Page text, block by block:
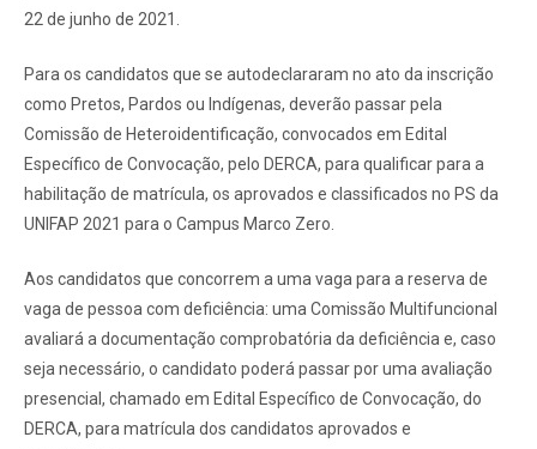
22 de junho de 2021.
Para os candidatos que se autodeclararam no ato da inscrição
como Pretos, Pardos ou Indígenas, deverão passar pela
Comissão de Heteroidentificação, convocados em Edital
Específico de Convocação, pelo DERCA, para qualificar para a
habilitação de matrícula, os aprovados e classificados no PS da
UNIFAP 2021 para o Campus Marco Zero.
Aos candidatos que concorrem a uma vaga para a reserva de
vaga de pessoa com deficiência: uma Comissão Multifuncional
avaliará a documentação comprobatória da deficiência e, caso
seja necessário, o candidato poderá passar por uma avaliação
presencial, chamado em Edital Específico de Convocação, do
DERCA, para matrícula dos candidatos aprovados e